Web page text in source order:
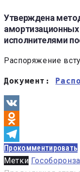
Утверждена
исполнителями
Распоряжение
Документ:
VK
Odnoklassniki
Telegram
Прокомментировать
Метки